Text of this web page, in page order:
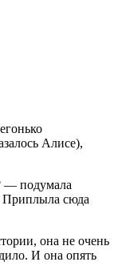
Алисе),
— подумала
сюда
она не очень
И она опять